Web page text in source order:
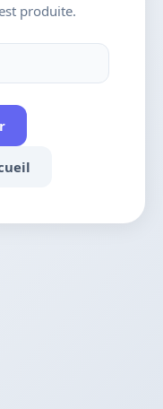
produite.